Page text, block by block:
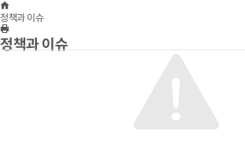
정책과 이슈
프린트하기
정책과 이슈